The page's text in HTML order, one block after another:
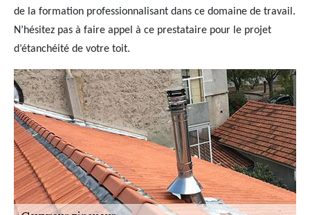
de la formation professionnalisant dans ce domaine de travail.
N’hésitez pas à faire appel à ce prestataire pour le projet
d’étanchéité de votre toit.